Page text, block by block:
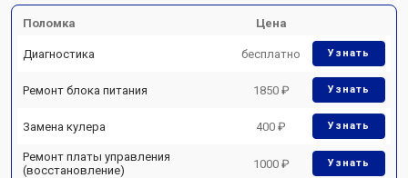
Поломка Цена
Диагностика бесплатно Узнать
Ремонт блока питания 1850 ₽ Узнать
Замена кулера 400 ₽ Узнать
Ремонт платы управления
(восстановление)
1000 ₽ Узнать